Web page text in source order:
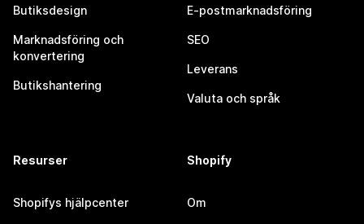
Butiksdesign
Marknadsföring och
konvertering
Butikshantering
E-postmarknadsföring
SEO
Leverans
Valuta och språk
Resurser
Shopifys hjälpcenter
Shopify
Om